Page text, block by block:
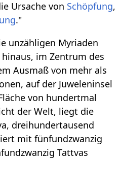
Ursache von Schöpfung,
."
unzähligen Myriaden
im Zentrum des
Ausmaß von mehr als
auf der Juweleninsel
von hundertmal
der Welt, liegt die
dreihundertausend
mit fünfundzwanzig
Tattvas